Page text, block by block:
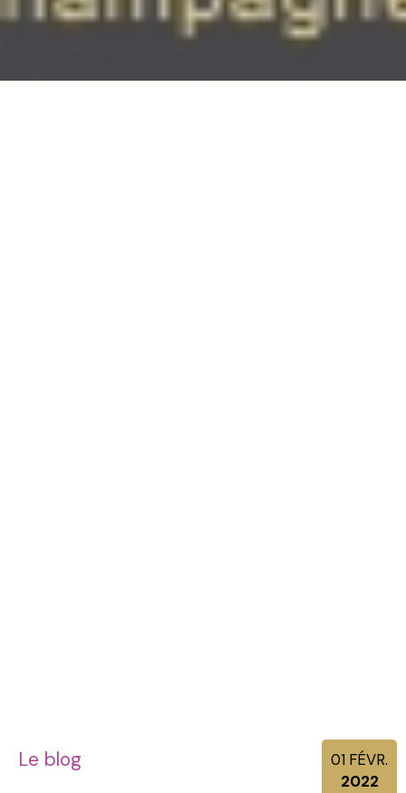
Le blog 01 FÉVR.
2022